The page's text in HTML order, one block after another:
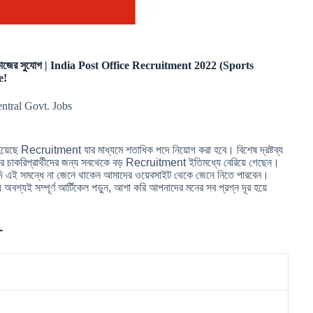
সুযোগ | India Post Office Recruitment 2022 (Sports
Govt. Jobs
Recruitment যার মাধ্যমে শতাধিক পদে নিয়োগ করা হবে। বিশেষ দ্রষ্টব্য
জন্য সবথেকে বড় Recruitment ইতিমধ্যে বেরিয়ে গেছেন।
এই সমন্ধে না জেনে থাকেন আমাদের ওয়েবসাইট থেকে জেনে নিতে পারবেন।
সম্পূর্ণ আর্টিকেল পড়ুন, আশা করি আপনাদের মনের সব প্রশ্ন দূর হয়ে